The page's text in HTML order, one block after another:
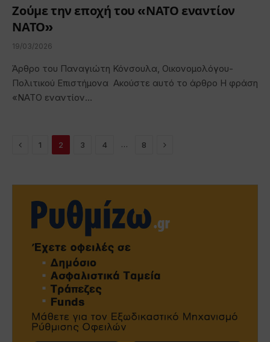
Ζούμε την εποχή του «ΝΑΤΟ εναντίον
ΝΑΤΟ»
19/03/2026
Άρθρο του Παναγιώτη Κόνσουλα, Οικονομολόγου-
Πολιτικού Επιστήμονα Ακούστε αυτό το άρθρο Η φράση
«ΝΑΤΟ εναντίον…
Previous
1 2 3 4 … 8 Next